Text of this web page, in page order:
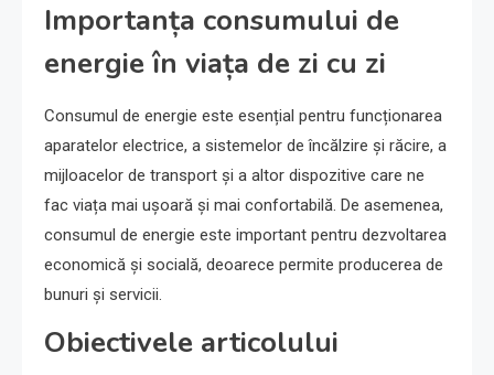
Importanța consumului de
energie în viața de zi cu zi
Consumul de energie este esențial pentru funcționarea
aparatelor electrice, a sistemelor de încălzire și răcire, a
mijloacelor de transport și a altor dispozitive care ne
fac viața mai ușoară și mai confortabilă. De asemenea,
consumul de energie este important pentru dezvoltarea
economică și socială, deoarece permite producerea de
bunuri și servicii.
Obiectivele articolului